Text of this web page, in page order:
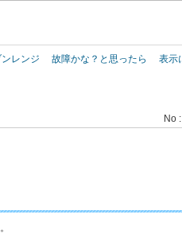
レンジ 故障かな？と思ったら
表示
No